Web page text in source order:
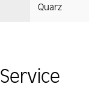
Quarz
Service